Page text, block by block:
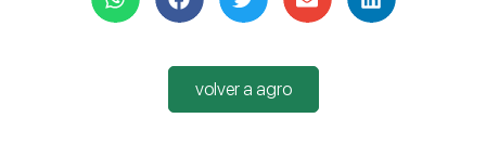
volver a agro